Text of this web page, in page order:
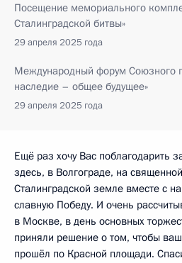
Посещение мемориального
Сталинградской битвы»
29 апреля 2025 года
Международный форум Союзного
наследие – общее будущее»
29 апреля 2025 года
Ещё раз хочу Вас поблагодарить
здесь, в Волгограде, на
Сталинградской земле вместе с
славную Победу. И очень
в Москве, в день основных
приняли решение о том, чтобы
прошёл по Красной площади.